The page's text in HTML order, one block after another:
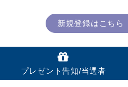
新規登録はこちら
プレゼント告知/当選者